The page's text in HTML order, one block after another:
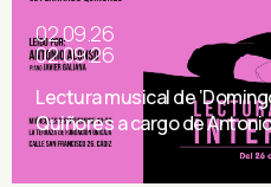
02.09.26
02.09.26
Lectura musical de
Quiñores a cargo de